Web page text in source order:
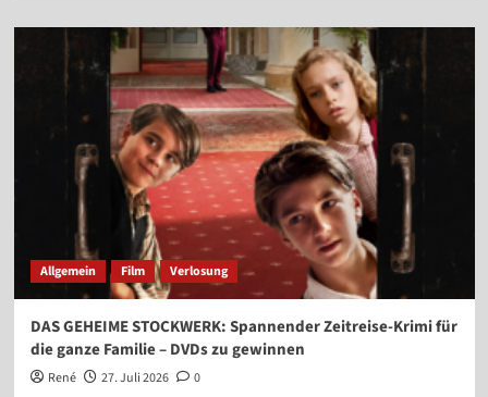
Allgemein Film Verlosung
DAS GEHEIME STOCKWERK: Spannender Zeitreise-Krimi für
die ganze Familie – DVDs zu gewinnen
René 27. Juli 2026 0